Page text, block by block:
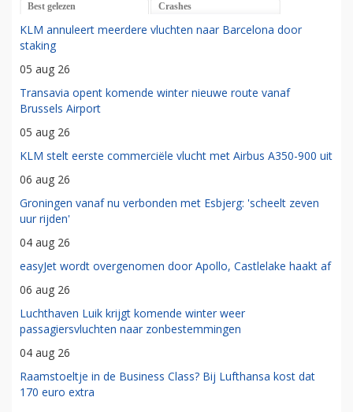
Best gelezen Crashes
KLM annuleert meerdere vluchten naar Barcelona door
staking
05 aug 26
Transavia opent komende winter nieuwe route vanaf
Brussels Airport
05 aug 26
KLM stelt eerste commerciële vlucht met Airbus A350-900 uit
06 aug 26
Groningen vanaf nu verbonden met Esbjerg: 'scheelt zeven
uur rijden'
04 aug 26
easyJet wordt overgenomen door Apollo, Castlelake haakt af
06 aug 26
Luchthaven Luik krijgt komende winter weer
passagiersvluchten naar zonbestemmingen
04 aug 26
Raamstoeltje in de Business Class? Bij Lufthansa kost dat
170 euro extra